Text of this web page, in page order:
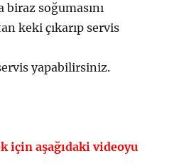
biraz soğumasını
keki çıkarıp servis
yapabilirsiniz.
için aşağıdaki videoyu